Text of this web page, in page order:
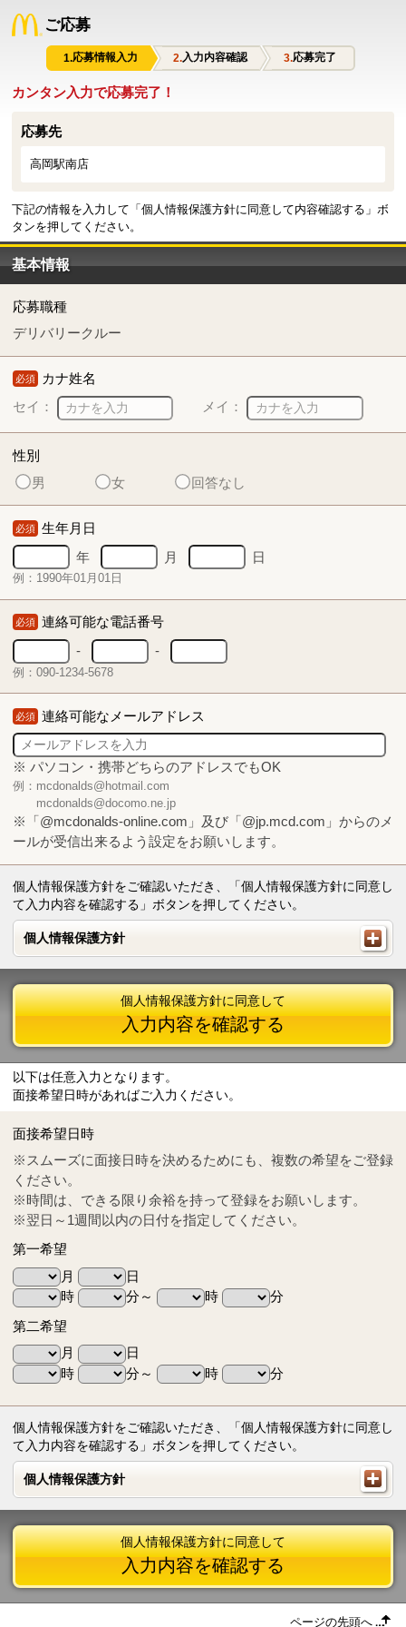
ご応募
応募情報入力 入力内容確認 応募完了
カンタン入力で応募完了！
応募先
高岡駅南店
下記の情報を入力して「個人情報保護方針に同意して内容確認する」ボ
タンを押してください。
基本情報
応募職種
デリバリークルー
必須 カナ姓名
セイ：
メイ：
性別
男
女 回答なし
必須 生年月日
年
月 日
例：1990年01月01日
必須 連絡可能な電話番号
-
-
例：090-1234-5678
必須 連絡可能なメールアドレス
※ パソコン・携帯どちらのアドレスでもOK
例：mcdonalds@hotmail.com
mcdonalds@docomo.ne.jp
※「@mcdonalds-online.com」及び「@jp.mcd.com」からのメ
ールが受信出来るよう設定をお願いします。
個人情報保護方針をご確認いただき、「個人情報保護方針に同意し
て入力内容を確認する」ボタンを押してください。
個人情報保護方針
個人情報保護方針
Tel
0570-55-0314
個人情報保護方針に同意して
入力内容を確認する
以下は任意入力となります。
面接希望日時があればご入力ください。
面接希望日時
※スムーズに面接日時を決めるためにも、複数の希望をご登録
ください。
※時間は、できる限り余裕を持って登録をお願いします。
※翌日～1週間以内の日付を指定してください。
第一希望
月
日
時
分～ 時
分
第二希望
月
日
時
分～ 時 分
個人情報保護方針をご確認いただき、「個人情報保護方針に同意し
て入力内容を確認する」ボタンを押してください。
個人情報保護方針
個人情報保護方針
個人情報保護方針に同意して
入力内容を確認する
ページの先頭へ